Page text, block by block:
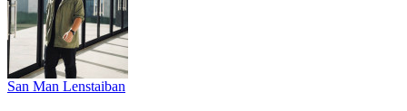
San Man Lenstaiban